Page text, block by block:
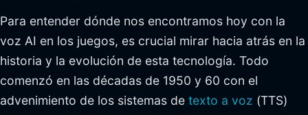
Para entender dónde nos encontramos hoy con la
voz AI en los juegos, es crucial mirar hacia atrás en la
historia y la evolución de esta tecnología. Todo
comenzó en las décadas de 1950 y 60 con el
advenimiento de los sistemas de texto a voz (TTS)